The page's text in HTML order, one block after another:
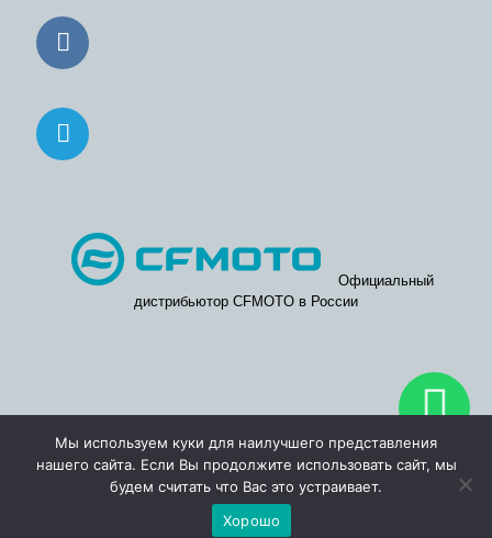
Официальный
дистрибьютор CFMOTO в России
и Московской области.
Мы используем куки для наилучшего представления
нашего сайта. Если Вы продолжите использовать сайт, мы
будем считать что Вас это устраивает.
Хорошо